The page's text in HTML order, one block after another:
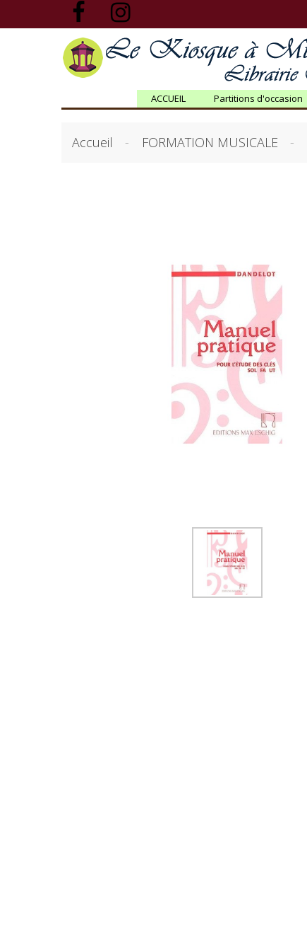
ACCUEIL Partitions d'occasion
Accueil FORMATION MUSICALE